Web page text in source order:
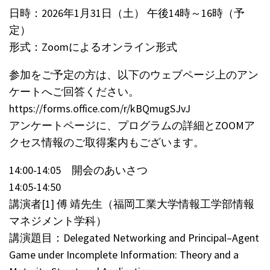
日時：2026年1月31日（土） 午後14時～16時（予
定）
形式：Zoomによるオンライン形式
参加をご予定の方は、以下のウェブページ上のアン
ケートへご回答ください。
https://forms.office.com/r/kBQmugSJvJ
アンケートページに、プログラムの詳細とZOOMア
クセス情報のご取得案内もございます。
14:00-14:05 開会のあいさつ
14:05-14:50
講演者[1] 傅 靖先生（福岡工業大学情報工学部情報
マネジメント学科）
講演題目：Delegated Networking and Principal–Agent
Game under Incomplete Information: Theory and a